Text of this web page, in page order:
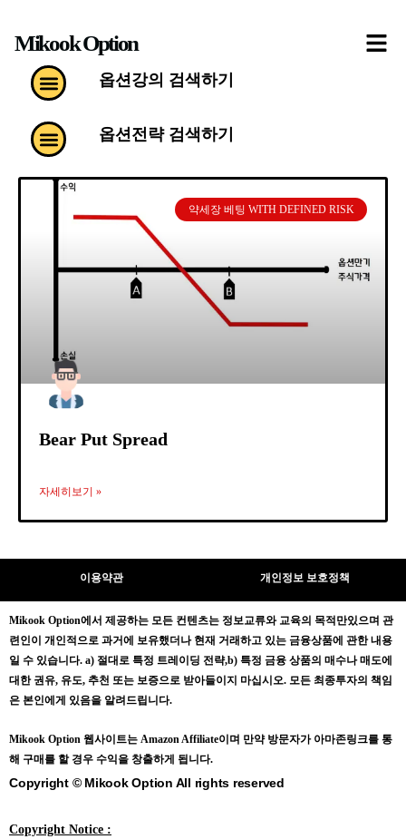
Mikook Option
Menu
Menu
옵션강의 검색하기
옵션전략 검색하기
약세장 베팅 WITH DEFINED RISK
Bear Put Spread
자세히보기 »
이용약관 개인정보 보호정책
Mikook Option에서 제공하는 모든 컨텐츠는 정보교류와 교육의 목적만있으며 관
련인이 개인적으로 과거에 보유했더나 현재 거래하고 있는 금융상품에 관한 내용
일 수 있습니다. a) 절대로 특정 트레이딩 전략,b) 특정 금융 상품의 매수나 매도에
대한 권유, 유도, 추천 또는 보증으로 받아들이지 마십시오. 모든 최종투자의 책임
은 본인에게 있음을 알려드립니다.
Mikook Option 웹사이트는 Amazon Affiliate이며 만약 방문자가 아마존링크를 통
해 구매를 할 경우 수익을 창출하게 됩니다.
Copyright © Mikook Option All rights reserved
Copyright Notice :